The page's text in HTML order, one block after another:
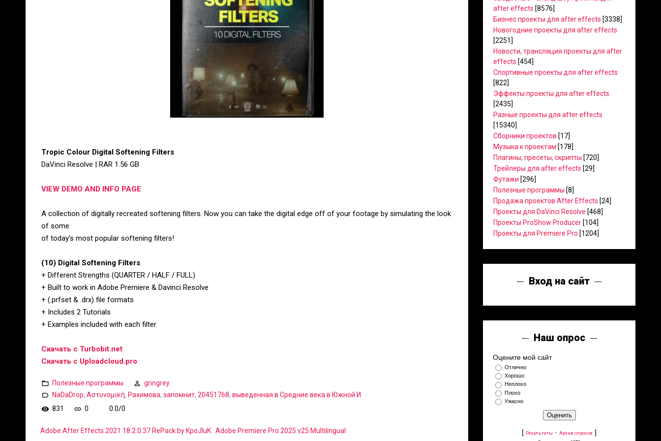
Tropic Colour Digital Softening Filters
DaVinci Resolve | RAR 1.56 GB
VIEW DEMO AND INFO PAGE
A collection of digitally recreated softening filters. Now you can take the digital edge off of your footage by simulating the look
of some
of today’s most popular softening filters!
(10) Digital Softening Filters
+ Different Strengths (QUARTER / HALF / FULL)
+ Built to work in Adobe Premiere & Davinci Resolve
+ (.prfset & .drx) file formats
+ Includes 2 Tutorials
+ Examples included with each filter
Скачать с Turbobit.net
Скачать с Uploadcloud.pro
Полезные программы
gringrey
NaDaDrop, Αστυνομική, Рахимова, запомнит, 20451768, выведенная в Средние века в Южной И
831
0 0.0/0
Adobe After Effects 2021 18.2.0.37 RePack by KpoJIuK Adobe Premiere Pro 2025 v25 Multilingual
after effects [8576]
Бизнес проекты для after effects [3338]
Новогодние проекты для after effects
[2251]
Новости, трансляция проекты для after
effects [454]
Спортивные проекты для after effects
[822]
Эффекты проекты для after effects
[2435]
Разные проекты для after effects
[15340]
Сборники проектов [17]
Музыка к проектам [178]
Плагины, пресеты, скрипты [720]
Трейлеры для after effects [29]
Футажи [296]
Полезные программы [8]
Продажа проектов After Effects [24]
Проекты для DaVinci Resolve [468]
Проекты ProShow Producer [104]
Проекты для Premiere Pro [1204]
Вход на сайт
Наш опрос
Оцените мой сайт
Отлично
Хорошо
Неплохо
Плохо
Ужасно
[ Результаты · Архив опросов ]